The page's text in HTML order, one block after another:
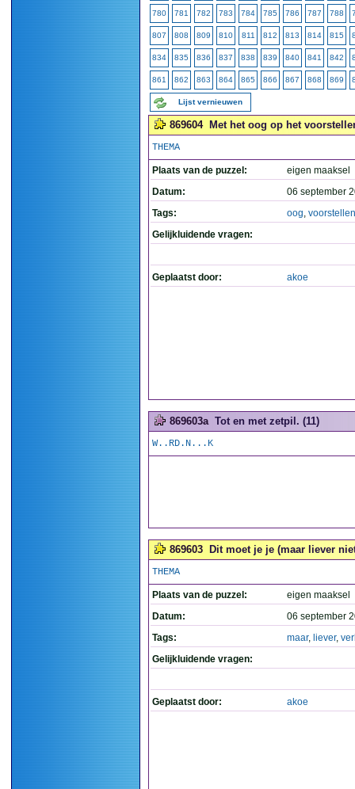
780 781 782 783 784 785 786 787 788
807 808 809 810 811 812 813 814 815
834 835 836 837 838 839 840 841 842
861 862 863 864 865 866 867 868 869
Lijst vernieuwen
869604 Met het oog op het
THEMA
Plaats van de puzzel:
eigen maaksel
Datum:
06 september
Tags:
oog, voorstellen
Gelijkluidende vragen:
Geplaatst door: akoe
869603a Tot en met zetpil. (11)
W..RD.N...K
869603 Dit moet je je (maar liever
THEMA
Plaats van de puzzel:
eigen maaksel
Datum:
06 september
Tags:
maar, liever,
Gelijkluidende vragen:
Geplaatst door: akoe